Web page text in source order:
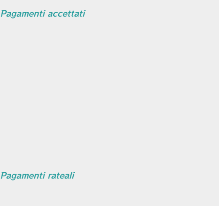
Pagamenti accettati
Pagamenti rateali